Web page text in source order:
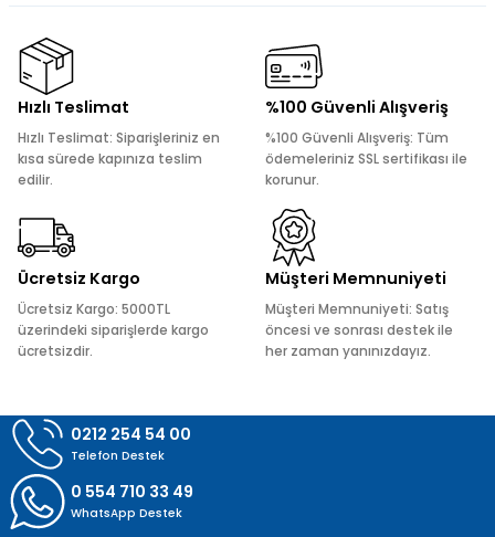
kullanarak tarafımıza iletebilirsiniz.
Görüş ve önerileriniz için teşekkür ederiz.
Ürün resmi kalitesiz, bozuk veya görüntülenemiyor.
Ürün bilgilerinde hatalar bulunuyor.
Ürün fiyatı diğer sitelerden daha pahalı.
Bu ürüne benzer farklı alternatifler olmalı.
Hızlı Teslimat
Hızlı Teslimat: Siparişleriniz en
kısa sürede kapınıza teslim
edilir.
%100 Güvenli Alışveriş
%100 Güvenli Alışveriş: Tüm
ödemeleriniz SSL sertifikası ile
korunur.
Ücretsiz Kargo
Ücretsiz Kargo: 5000TL
üzerindeki siparişlerde kargo
ücretsizdir.
Müşteri Memnuniyeti
Müşteri Memnuniyeti: Satış
öncesi ve sonrası destek ile
her zaman yanınızdayız.
0212 254 54 00
Telefon Destek
0 554 710 33 49
WhatsApp Destek